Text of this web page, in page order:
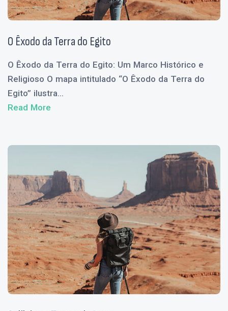
O Êxodo da Terra do Egito
O Êxodo da Terra do Egito: Um Marco Histórico e
Religioso O mapa intitulado “O Êxodo da Terra do
Egito” ilustra...
Read More